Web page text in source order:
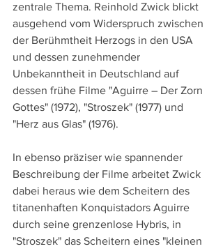
zentrale Thema. Reinhold Zwick blickt
ausgehend vom Widerspruch zwischen
der Berühmtheit Herzogs in den USA
und dessen zunehmender
Unbekanntheit in Deutschland auf
dessen frühe Filme "Aguirre – Der Zorn
Gottes" (1972), "Stroszek" (1977) und
"Herz aus Glas" (1976).
In ebenso präziser wie spannender
Beschreibung der Filme arbeitet Zwick
dabei heraus wie dem Scheitern des
titanenhaften Konquistadors Aguirre
durch seine grenzenlose Hybris, in
"Stroszek" das Scheitern eines "kleinen